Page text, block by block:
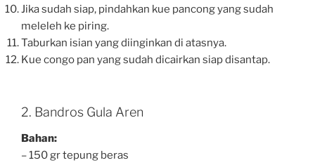
Jika sudah siap, pindahkan kue pancong yang sudah
meleleh ke piring.
Taburkan isian yang diinginkan di atasnya.
Kue congo pan yang sudah dicairkan siap disantap.
2. Bandros Gula Aren
Bahan:
– 150 gr tepung beras